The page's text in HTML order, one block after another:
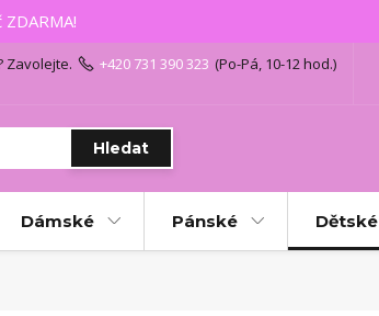
Hledat
Zavolejte. +420 731 390 323 (Po-Pá, 10-12 hod.)
Dámské Pánské Dětské